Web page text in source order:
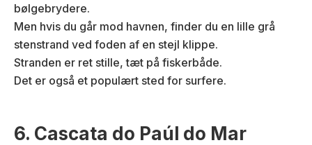
bølgebrydere.
Men hvis du går mod havnen, finder du en lille grå
stenstrand ved foden af en stejl klippe.
Stranden er ret stille, tæt på fiskerbåde.
Det er også et populært sted for surfere.
6. Cascata do Paúl do Mar